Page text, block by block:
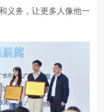
义务，让更多人像他一